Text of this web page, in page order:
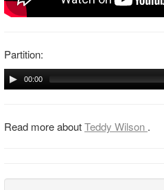
Partition:
00:00
Read more aboutTeddy Wilson .